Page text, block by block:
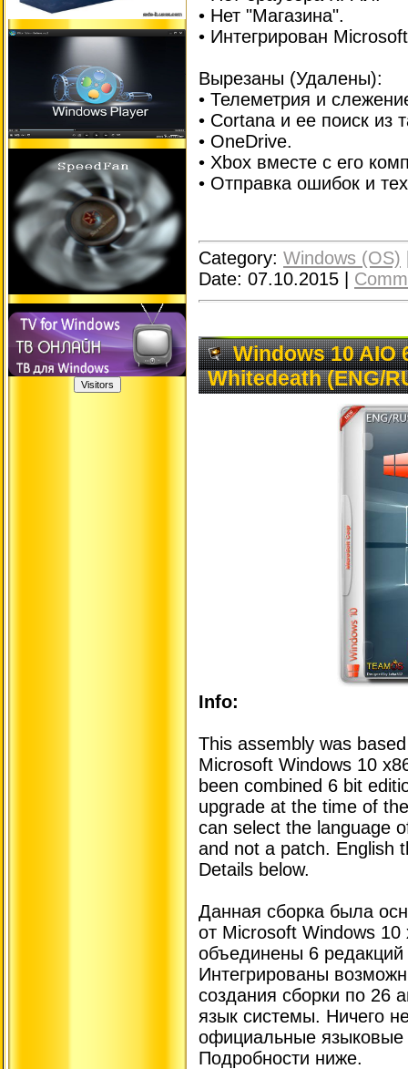
• Нет "Магазина".
• Интегрирован
Вырезаны (Удалены):
• Телеметрия и
• Сortana и ее поиск из
• OneDrive.
• Xbox вместе с его
• Отправка ошибок и
Category: Windows (OS)
Date: 07.10.2015
Windows 10 AIO
Whitedeath (ENG/
Info:
This assembly was
Microsoft Windows 10
been combined 6 bit
upgrade at the time of
can select the language
and not a patch. English
Details below.
Данная сборка была
от Microsoft Windows
объединены 6 редакций
Интегрированы
создания сборки по 26
язык системы. Ничего
официальные языковые
Подробности ниже.